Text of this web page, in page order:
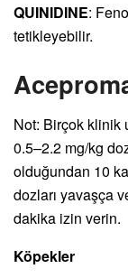
QUINIDINE:
tetikleyebilir.
Not: Birçok klinik
0.5–2.2 mg/kg
olduğundan 10
dozları yavaşça
dakika izin verin.
Köpekler